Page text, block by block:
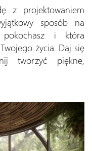
z projektowaniem
sposób na
pokochasz i która
życia. Daj się
tworzyć piękne,